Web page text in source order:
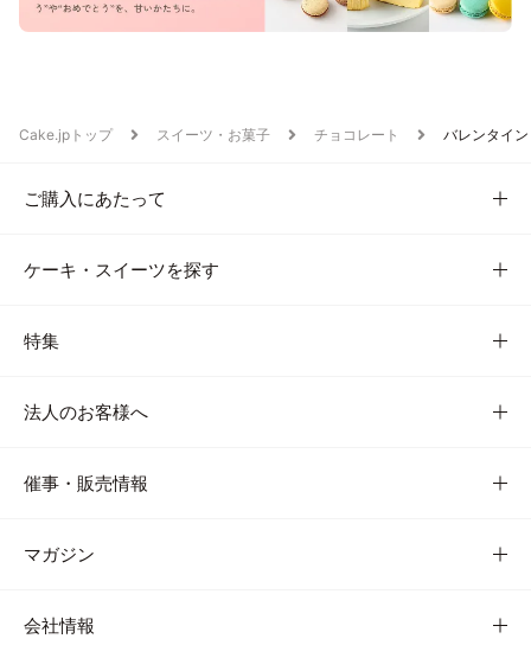
Cake.jpトップ スイーツ・お菓子 チョコレート バレンタイン
ご購入にあたって
ケーキ・スイーツを探す
特集
法人のお客様へ
催事・販売情報
マガジン
会社情報